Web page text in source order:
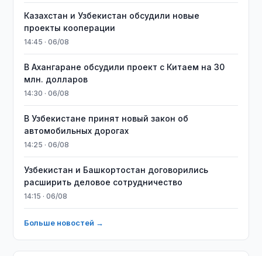
Казахстан и Узбекистан обсудили новые
проекты кооперации
14:45 · 06/08
В Ахангаране обсудили проект с Китаем на 30
млн. долларов
14:30 · 06/08
В Узбекистане принят новый закон об
автомобильных дорогах
14:25 · 06/08
Узбекистан и Башкортостан договорились
расширить деловое сотрудничество
14:15 · 06/08
Больше новостей →